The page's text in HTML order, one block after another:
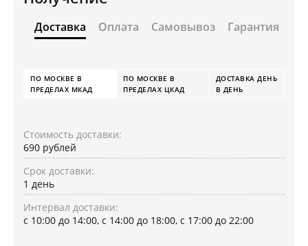
Доставка Оплата Самовывоз Гарантия
ПО МОСКВЕ В
ПРЕДЕЛАХ МКАД
ПО МОСКВЕ В
ПРЕДЕЛАХ ЦКАД
ДОСТАВКА ДЕНЬ
В ДЕНЬ
Стоимость доставки:
690 рублей
Срок доставки:
1 день
Интервал доставки:
с 10:00 до 14:00, с 14:00 до 18:00, с 17:00 до 22:00